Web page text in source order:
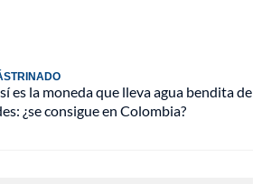
es la moneda que lleva agua bendita de
¿se consigue en Colombia?